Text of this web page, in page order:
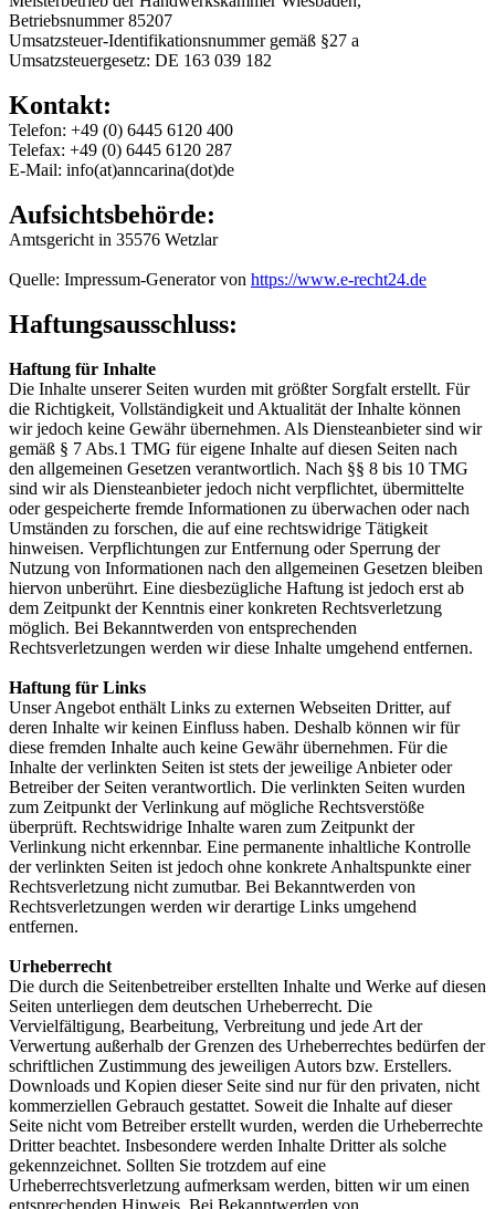
Betriebsnummer 85207
Umsatzsteuer-Identifikationsnummer gemäß §27 a
Umsatzsteuergesetz: DE 163 039 182
Kontakt:
Telefon: +49 (0) 6445 6120 400
Telefax: +49 (0) 6445 6120 287
E-Mail: info(at)anncarina(dot)de
Aufsichtsbehörde:
Amtsgericht in 35576 Wetzlar
Quelle: Impressum-Generator von https://www.e-recht24.de
Haftungsausschluss:
Haftung für Inhalte
Die Inhalte unserer Seiten wurden mit größter Sorgfalt erstellt. Für
die Richtigkeit, Vollständigkeit und Aktualität der Inhalte können
wir jedoch keine Gewähr übernehmen. Als Diensteanbieter sind wir
gemäß § 7 Abs.1 TMG für eigene Inhalte auf diesen Seiten nach
den allgemeinen Gesetzen verantwortlich. Nach §§ 8 bis 10 TMG
sind wir als Diensteanbieter jedoch nicht verpflichtet, übermittelte
oder gespeicherte fremde Informationen zu überwachen oder nach
Umständen zu forschen, die auf eine rechtswidrige Tätigkeit
hinweisen. Verpflichtungen zur Entfernung oder Sperrung der
Nutzung von Informationen nach den allgemeinen Gesetzen bleiben
hiervon unberührt. Eine diesbezügliche Haftung ist jedoch erst ab
dem Zeitpunkt der Kenntnis einer konkreten Rechtsverletzung
möglich. Bei Bekanntwerden von entsprechenden
Rechtsverletzungen werden wir diese Inhalte umgehend entfernen.
Haftung für Links
Unser Angebot enthält Links zu externen Webseiten Dritter, auf
deren Inhalte wir keinen Einfluss haben. Deshalb können wir für
diese fremden Inhalte auch keine Gewähr übernehmen. Für die
Inhalte der verlinkten Seiten ist stets der jeweilige Anbieter oder
Betreiber der Seiten verantwortlich. Die verlinkten Seiten wurden
zum Zeitpunkt der Verlinkung auf mögliche Rechtsverstöße
überprüft. Rechtswidrige Inhalte waren zum Zeitpunkt der
Verlinkung nicht erkennbar. Eine permanente inhaltliche Kontrolle
der verlinkten Seiten ist jedoch ohne konkrete Anhaltspunkte einer
Rechtsverletzung nicht zumutbar. Bei Bekanntwerden von
Rechtsverletzungen werden wir derartige Links umgehend
entfernen.
Urheberrecht
Die durch die Seitenbetreiber erstellten Inhalte und Werke auf diesen
Seiten unterliegen dem deutschen Urheberrecht. Die
Vervielfältigung, Bearbeitung, Verbreitung und jede Art der
Verwertung außerhalb der Grenzen des Urheberrechtes bedürfen der
schriftlichen Zustimmung des jeweiligen Autors bzw. Erstellers.
Downloads und Kopien dieser Seite sind nur für den privaten, nicht
kommerziellen Gebrauch gestattet. Soweit die Inhalte auf dieser
Seite nicht vom Betreiber erstellt wurden, werden die Urheberrechte
Dritter beachtet. Insbesondere werden Inhalte Dritter als solche
gekennzeichnet. Sollten Sie trotzdem auf eine
Urheberrechtsverletzung aufmerksam werden, bitten wir um einen